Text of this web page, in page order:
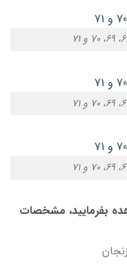
بفرمایید، مشخصات